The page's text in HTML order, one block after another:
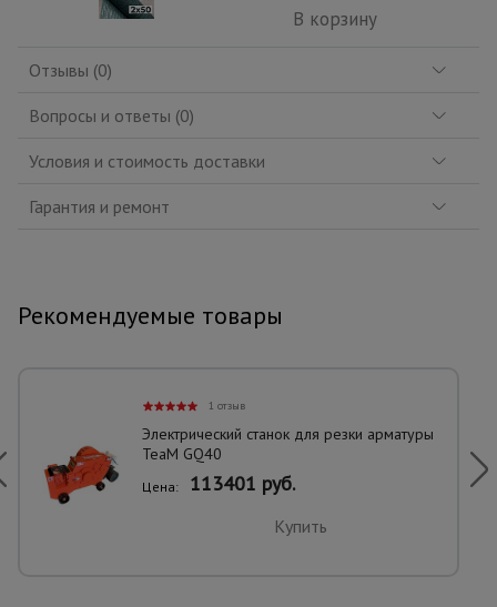
В корзину
Отзывы (0)
Вопросы и ответы (0)
Условия и стоимость доставки
Гарантия и ремонт
Рекомендуемые товары
1 отзыв
Электрический станок для резки арматуры
TeaM GQ40
Цена: 113401 руб.
Купить